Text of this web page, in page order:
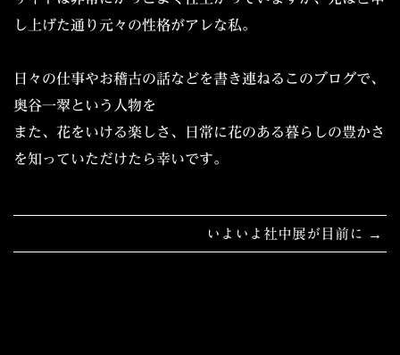
し上げた通り元々の性格がアレな私。
日々の仕事やお稽古の話などを書き連ねるこのブログで、
奥谷一翠という人物を
また、花をいける楽しさ、日常に花のある暮らしの豊かさ
を知っていただけたら幸いです。
いよいよ社中展が目前に